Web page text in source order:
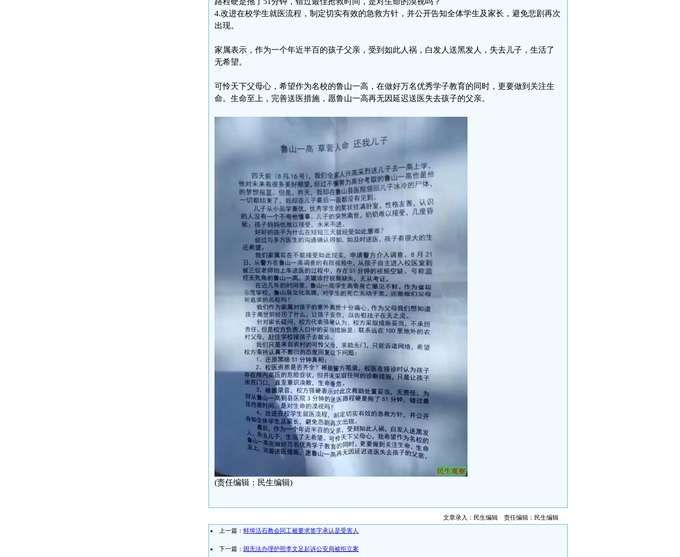
4.改进在校学生就医流程，制定切实有效的急救方针，并公开告知全体学生及家长，避免悲剧再次
出现。
家属表示，作为一个年近半百的孩子父亲，受到如此人祸，白发人送黑发人，失去儿子，生活了
无希望。
可怜天下父母心，希望作为名校的鲁山一高，在做好万名优秀学子教育的同时，更要做到关注生
命。生命至上，完善送医措施，愿鲁山一高再无因延迟送医失去孩子的父亲。
(责任编辑：民生编辑)
文章录入：民生编辑 责任编辑：民生编辑
上一篇： 蚌埠活石教会同工被要求签字承认是受害人
下一篇： 因无法办理护照李文足起诉公安局被拒立案